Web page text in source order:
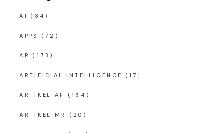
AI (34)
APPS (72)
AR (178)
ARTIFICIAL INTELLIGENCE (17)
ARTIKEL AR (164)
ARTIKEL MR (20)